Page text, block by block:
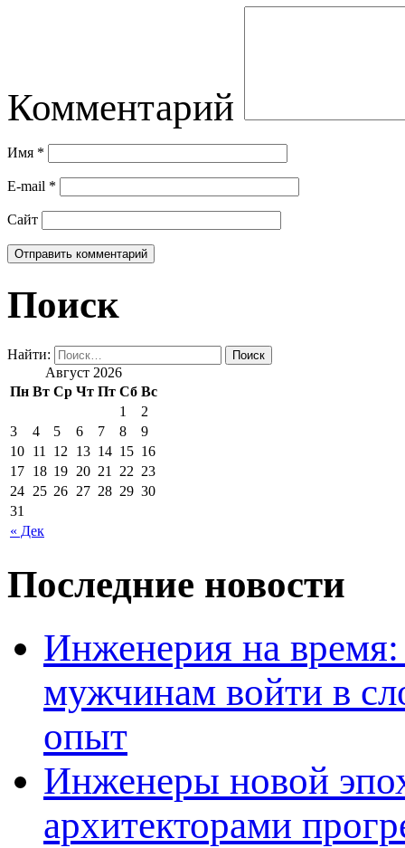
Комментарий
Имя *
E-mail *
Сайт
Поиск
Найти:
Август 2026
Пн Вт Ср Чт Пт Сб Вс
« Дек
1
2
3
4 5 6 7 8
9
10 11 12 13 14 15 16
17 18 19 20 21 22 23
24 25 26 27 28 29 30
31
Последние новости
Инженерия на время:
мужчинам войти в
опыт
Инженеры новой
архитекторами